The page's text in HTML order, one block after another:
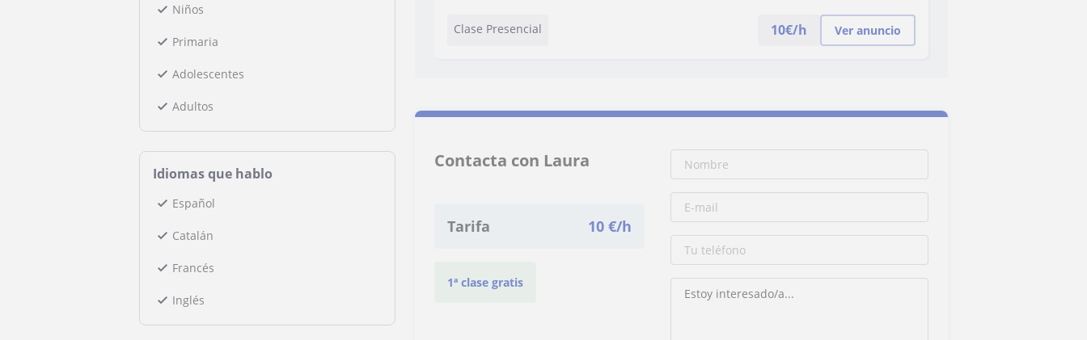
Niños
Primaria
Adolescentes
Adultos
Idiomas que hablo
Español
Catalán
Francés
Inglés
Clase Presencial 10€/h Ver anuncio
Contacta con Laura
Tarifa 10 €/h
1ª clase gratis